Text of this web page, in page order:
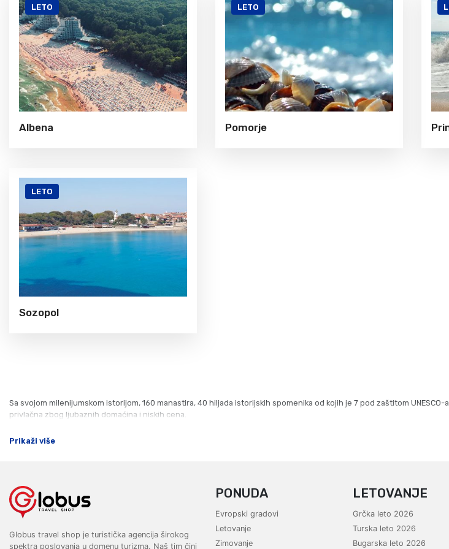
LETO
Albena
LETO
Pomorje
LETO
Sozopol
Sa svojom milenijumskom istorijom, 160 manastira, 40 hiljada istorijskih spomenika od kojih je 7 pod zaštitom
privlačna zbog ljubaznih domaćina i niskih cena.
Prikaži više
Globus travel shop je turistička agencija širokog
spektra poslovanja u domenu turizma. Naš tim čini
PONUDA
Evropski gradovi
Letovanje
Zimovanje
LETOVANJE
Grčka leto 2026
Turska leto 2026
Bugarska leto 2026